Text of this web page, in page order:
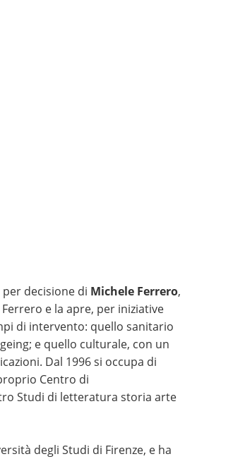
per decisione di Michele Ferrero,
e la apre, per iniziative
di intervento: quello sanitario
e quello culturale, con un
Dal 1996 si occupa di
Centro di
Studi di letteratura storia arte
degli Studi di Firenze, e ha